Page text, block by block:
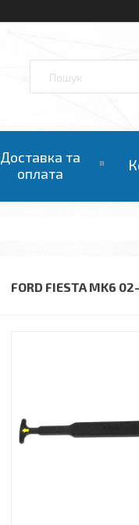
Доставка та
оплата
FORD FIESTA MK6